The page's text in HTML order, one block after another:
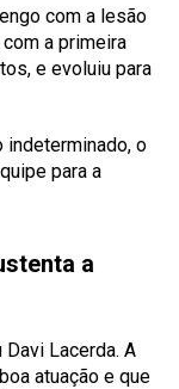
com a lesão
a primeira
e evoluiu para
indeterminado, o
para a
a
Lacerda. A
atuação e que